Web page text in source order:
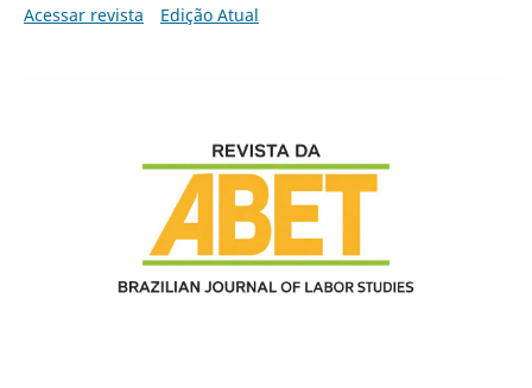
Acessar revista Edição Atual